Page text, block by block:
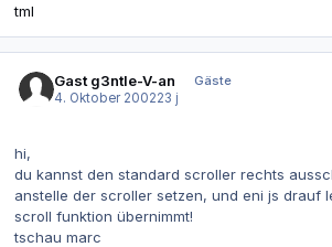
tml
Gast g3ntle-V-an
Gäste
4. Oktober 200223 j
hi,
du kannst den standard scroller rechts
anstelle der scroller setzen, und eni js drauf
scroll funktion übernimmt!
tschau marc